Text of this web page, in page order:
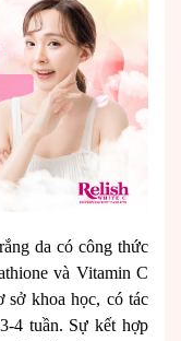
da có công thức
và Vitamin C
sở khoa học, có tác
4 tuần. Sự kết hợp